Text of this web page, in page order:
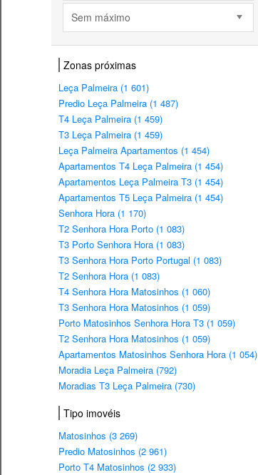
Sem máximo
Zonas próximas
Leça Palmeira (1 601)
Predio Leça Palmeira (1 487)
T4 Leça Palmeira (1 459)
T3 Leça Palmeira (1 459)
Leça Palmeira Apartamentos (1 454)
Apartamentos T4 Leça Palmeira (1 454)
Apartamentos Leça Palmeira T3 (1 454)
Apartamentos T5 Leça Palmeira (1 454)
Senhora Hora (1 170)
T2 Senhora Hora Porto (1 083)
T3 Porto Senhora Hora (1 083)
T3 Senhora Hora Porto Portugal (1 083)
T2 Senhora Hora (1 083)
T4 Senhora Hora Matosinhos (1 060)
T3 Senhora Hora Matosinhos (1 059)
Porto Matosinhos Senhora Hora T3 (1 059)
T2 Senhora Hora Matosinhos (1 059)
Apartamentos Matosinhos Senhora Hora (1 054)
Moradia Leça Palmeira (792)
Moradias T3 Leça Palmeira (730)
Tipo imovéis
Matosinhos (3 269)
Predio Matosinhos (2 961)
Porto T4 Matosinhos (2 933)